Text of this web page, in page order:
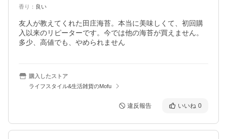
香り ： 良い
友人が教えてくれた田庄海苔。本当に美味しくて、初回購
入以来のリピーターです。今では他の海苔が買えません。
多少、高値でも、やめられません
購入したストア
ライフスタイル&生活雑貨のMofu
違反報告 いいね 0